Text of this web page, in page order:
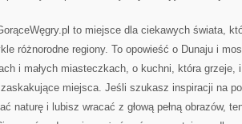
to miejsce dla ciekawych świata,
różnorodne regiony. To opowieść o Dunaju i
i małych miasteczkach, o kuchni, która grzeje,
miejsca. Jeśli szukasz inspiracji na
naturę i lubisz wracać z głową pełną obrazów,